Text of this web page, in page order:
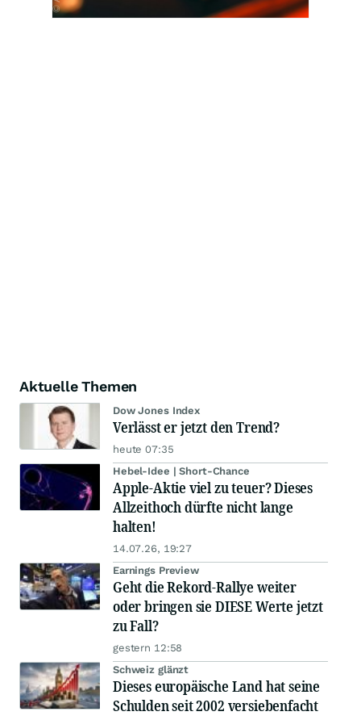
Aktuelle Themen
Dow Jones Index
Verlässt er jetzt den Trend?
heute 07:35
Hebel-Idee | Short-Chance
Apple-Aktie viel zu teuer? Dieses
Allzeithoch dürfte nicht lange
halten!
14.07.26, 19:27
Earnings Preview
Geht die Rekord-Rallye weiter
oder bringen sie DIESE Werte jetzt
zu Fall?
gestern 12:58
Schweiz glänzt
Dieses europäische Land hat seine
Schulden seit 2002 versiebenfacht